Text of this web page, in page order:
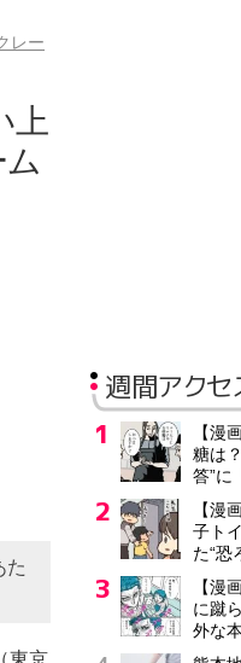
レー
上
た
東京
週間アクセ
【漫
糖は
答”に
【漫
子ト
た“恐
【漫
に蹴
外な